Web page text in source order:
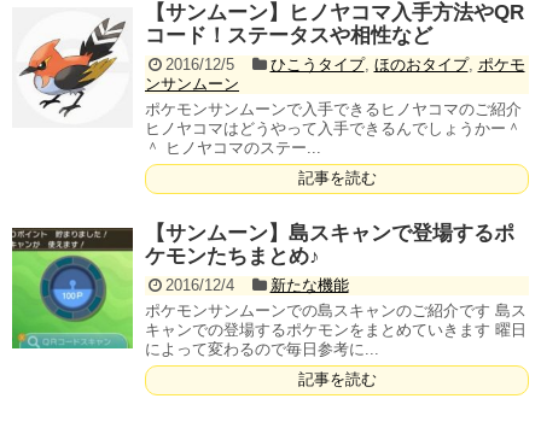
【サンムーン】ヒノヤコマ入手方法やQR
コード！ステータスや相性など
2016/12/5 ひこうタイプ, ほのおタイプ, ポケモ
ンサンムーン
ポケモンサンムーンで入手できるヒノヤコマのご紹介
ヒノヤコマはどうやって入手できるんでしょうかー＾
＾ ヒノヤコマのステー...
記事を読む
【サンムーン】島スキャンで登場するポ
ケモンたちまとめ♪
2016/12/4
新たな機能
ポケモンサンムーンでの島スキャンのご紹介です 島ス
キャンでの登場するポケモンをまとめていきます 曜日
によって変わるので毎日参考に...
記事を読む